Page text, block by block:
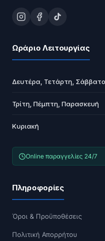
Ωράριο Λειτουργίας
Δευτέρα, Τετάρτη, Σάββατο
Τρίτη, Πέμπτη, Παρασκευή
Κυριακή
Online παραγγελίες 24/7
Πληροφορίες
Όροι & Προϋποθέσεις
Πολιτική Απορρήτου